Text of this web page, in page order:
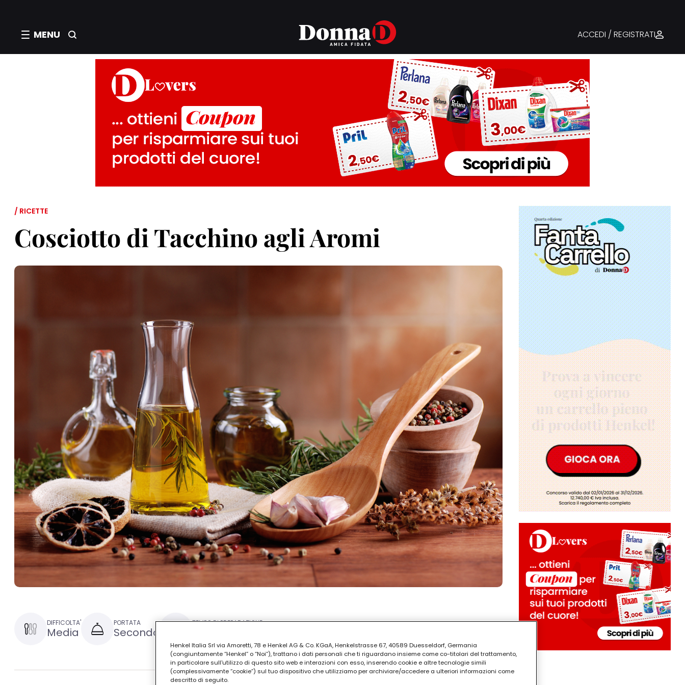
MENU ACCEDI / REGISTRATI
/ RICETTE
Cosciotto di Tacchino agli Aromi
DIFFICOLTA'
Media
PORTATA
Secondo
TEMPO DI PREPARAZIONE
Henkel Italia Srl via Amoretti, 78 e Henkel AG & Co. KGaA, Henkelstrasse 67, 40589 Duesseldorf, Germania
(congiuntamente “Henkel” o “Noi”), trattano i dati personali che ti riguardano insieme come co-titolari del trattamento,
in particolare sull'utilizzo di questo sito web e interazioni con esso, inserendo cookie e altre tecnologie simili
(complessivamente “cookie”) sul tuo dispositivo che utilizziamo per archiviare/accedere a ulteriori informazioni come
descritto di seguito.